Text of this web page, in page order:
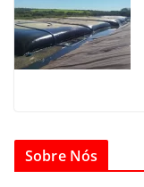
Sobre Nós